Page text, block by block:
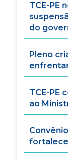
TCE-PE
do
Pleno
TCE-PE
ao